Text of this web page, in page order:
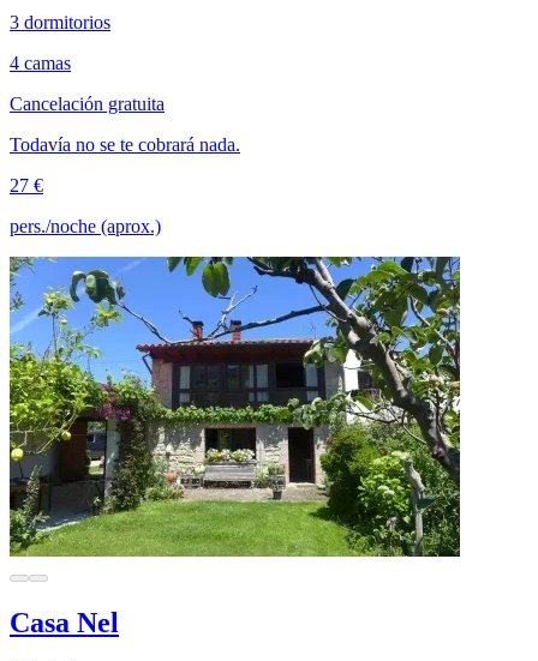
3 dormitorios
4 camas
Cancelación gratuita
Todavía no se te cobrará nada.
27 €
pers./noche (aprox.)
Casa Nel